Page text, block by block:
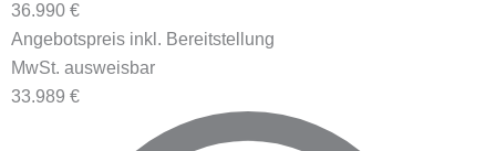
36.990 €
Angebotspreis inkl. Bereitstellung
MwSt. ausweisbar
33.989 €